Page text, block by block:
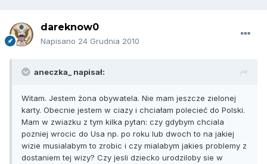
dareknow0
Napisano 24 Grudnia 2010
aneczka_ napisał:
Witam. Jestem żona obywatela. Nie mam jeszcze zielonej
karty. Obecnie jestem w ciazy i chciałam polecieć do Polski.
Mam w zwiazku z tym kilka pytan: czy gdybym chciala
pozniej wrocic do Usa np. po roku lub dwoch to na jakiej
wizie musialabym to zrobic i czy mialabym jakies problemy z
dostaniem tej wizy? Czy jesli dziecko urodziloby sie w